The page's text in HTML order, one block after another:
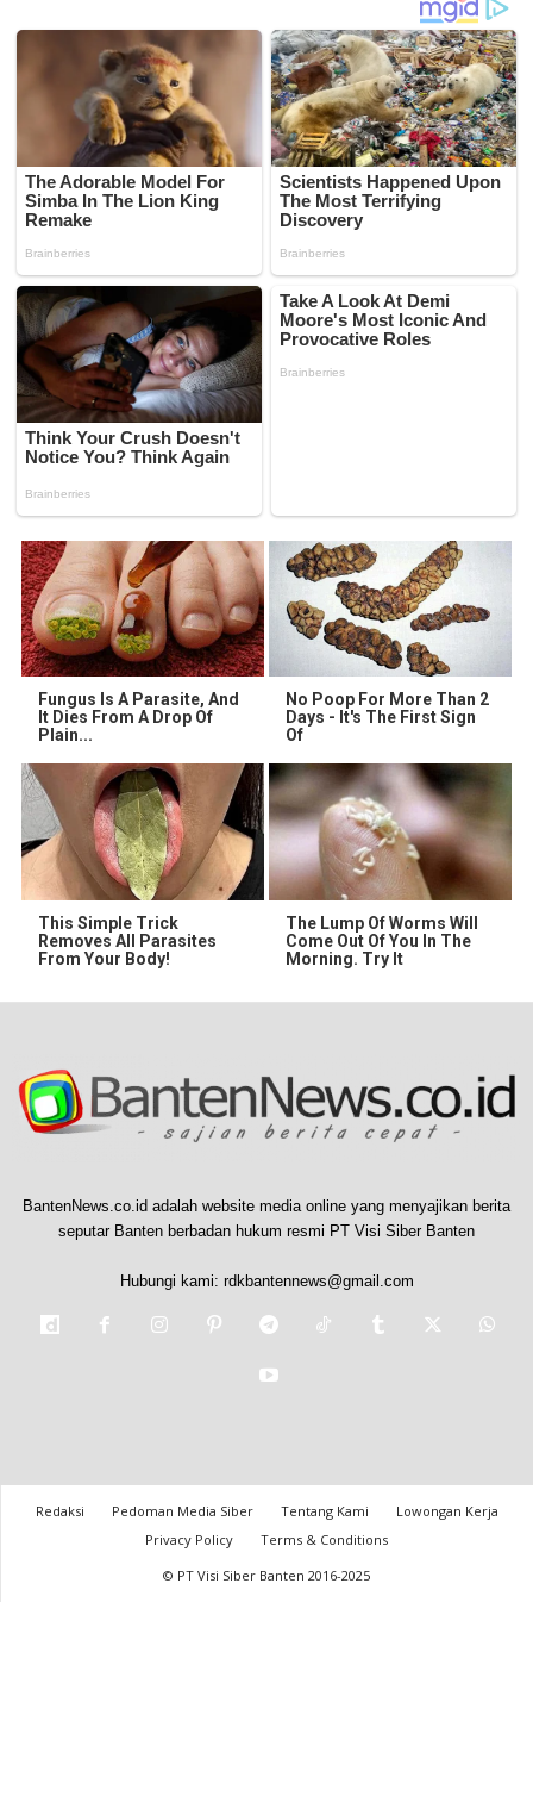
Fungus Is A Parasite, And
It Dies From A Drop Of
Plain...
No Poop For More Than 2
Days - It's The First Sign
Of
This Simple Trick
Removes All Parasites
From Your Body!
The Lump Of Worms Will
Come Out Of You In The
Morning. Try It
BantenNews.co.id adalah website media online yang menyajikan berita
seputar Banten berbadan hukum resmi PT Visi Siber Banten
Hubungi kami: rdkbantennews@gmail.com
Redaksi Pedoman Media Siber Tentang Kami
Lowongan Kerja
Privacy Policy
Terms & Conditions
© PT Visi Siber Banten 2016-2025